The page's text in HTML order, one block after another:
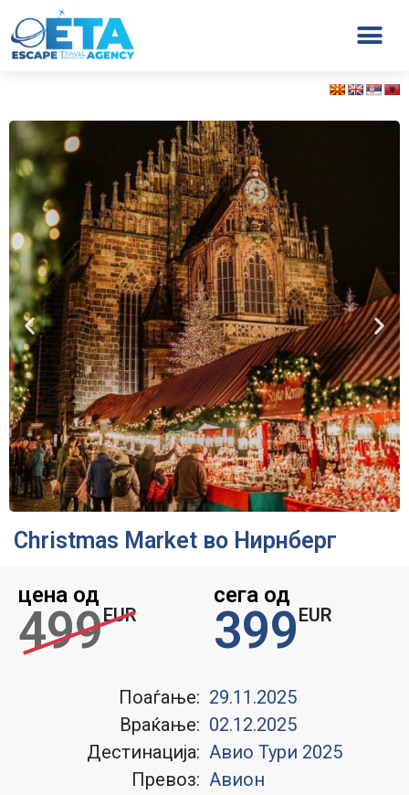
Christmas Market во Нирнберг
цена од
499EUR
сега од
399 EUR
Поаѓање:
Враќање:
Дестинација:
Превоз:
29.11.2025
02.12.2025
Авио Тури 2025
Авион